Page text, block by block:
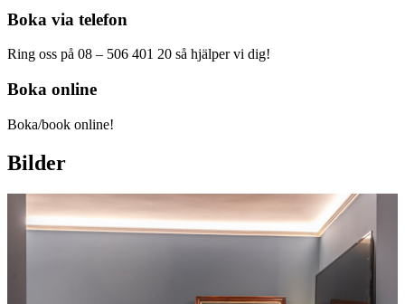
Boka via telefon
Ring oss på 08 – 506 401 20 så hjälper vi dig!
Boka online
Boka/book online!
Bilder